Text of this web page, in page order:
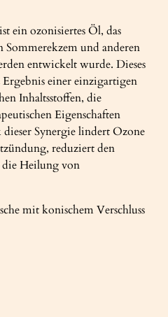
ein ozonisiertes Öl, das
und anderen
entwickelt wurde. Dieses
einer einzigartigen
Inhaltsstoffen, die
Eigenschaften
Synergie lindert Ozone
reduziert den
die Heilung von
mit konischem Verschluss